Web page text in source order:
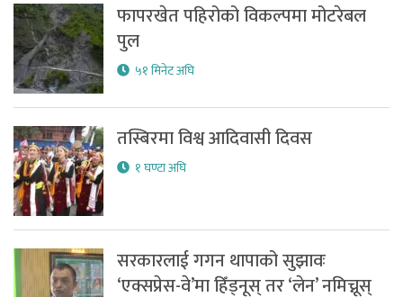
फापरखेत पहिरोको विकल्पमा मोटरेबल
पुल
५१ मिनेट अघि
तस्बिरमा विश्व आदिवासी दिवस
१ घण्टा अघि
सरकारलाई गगन थापाको सुझावः
‘एक्सप्रेस-वे’मा हिँड्नूस् तर ‘लेन’ नमिच्नूस्